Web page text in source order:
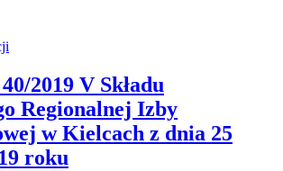
2019 V Składu
Regionalnej Izby
w Kielcach z dnia 25
roku